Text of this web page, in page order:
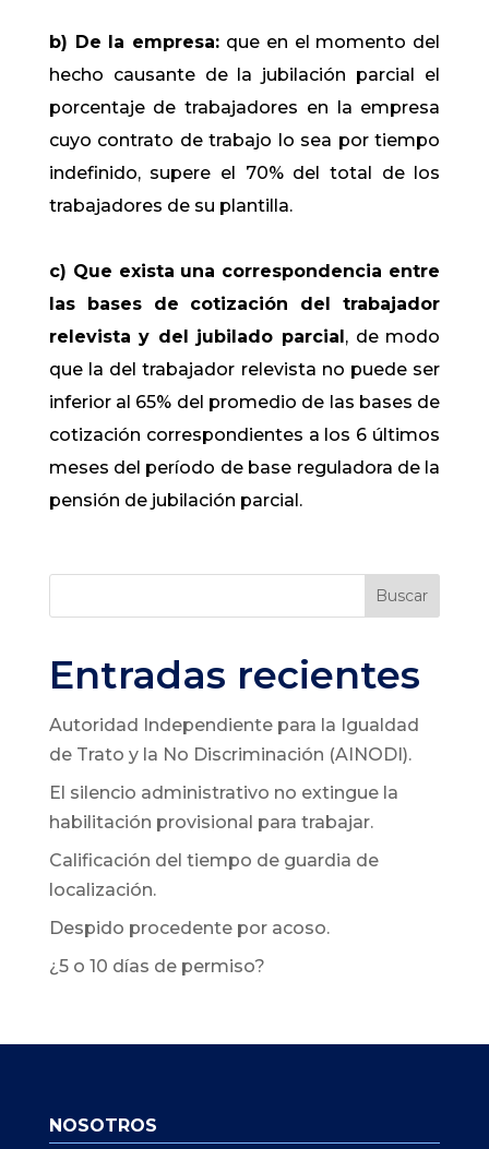
b) De la empresa: que en el momento del
hecho causante de la jubilación parcial el
porcentaje de trabajadores en la empresa
cuyo contrato de trabajo lo sea por tiempo
indefinido, supere el 70% del total de los
trabajadores de su plantilla.
c) Que exista una correspondencia entre
las bases de cotización del trabajador
relevista y del jubilado parcial, de modo
que la del trabajador relevista no puede ser
inferior al 65% del promedio de las bases de
cotización correspondientes a los 6 últimos
meses del período de base reguladora de la
pensión de jubilación parcial.
Buscar
Entradas recientes
Autoridad Independiente para la Igualdad
de Trato y la No Discriminación (AINODI).
El silencio administrativo no extingue la
habilitación provisional para trabajar.
Calificación del tiempo de guardia de
localización.
Despido procedente por acoso.
¿5 o 10 días de permiso?
NOSOTROS